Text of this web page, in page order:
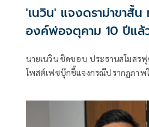
'เนวิน' แจงดราม่าขาสั้
องค์พ่อจตุคาม 10 ปีแล้
นายเนวิน ชิดชอบ ประธานสโมสร
โพสต์เฟซบุ๊กชี้แจงกรณีปรากฏภาพ
เหมาะสม โดยระบุว่า